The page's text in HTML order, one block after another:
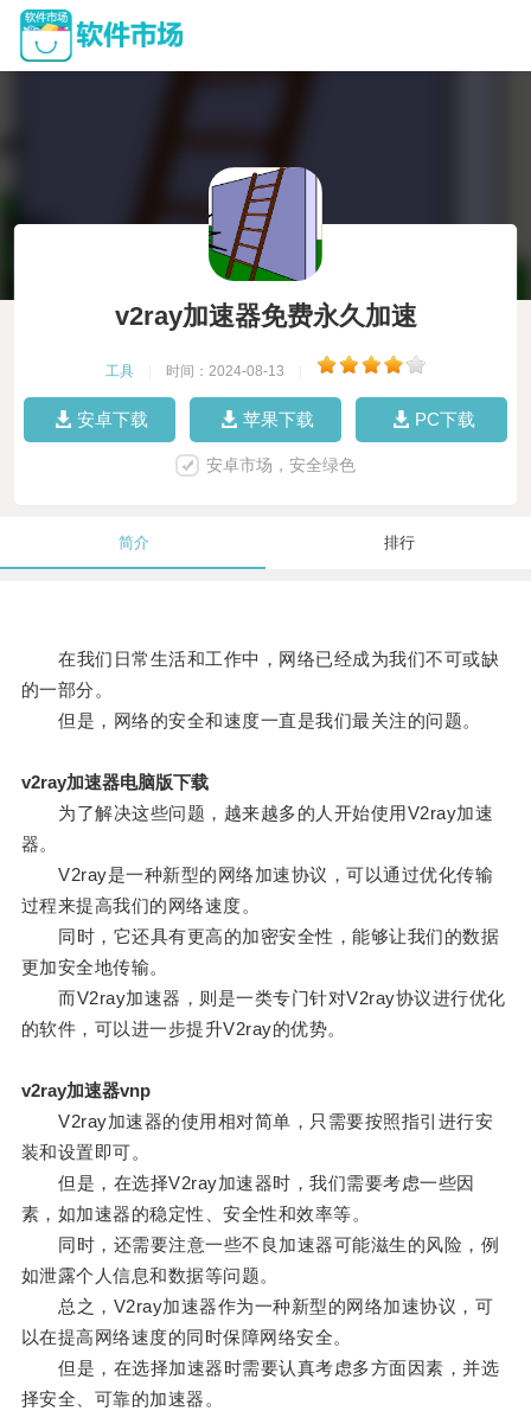
v2ray加速器免费永久加速
工具 时间：2024-08-13
安卓下载 苹果下载 PC下载
安卓市场，安全绿色
简介 排行
在我们日常生活和工作中，网络已经成为我们不可或缺
的一部分。
但是，网络的安全和速度一直是我们最关注的问题。
v2ray加速器电脑版下载
为了解决这些问题，越来越多的人开始使用V2ray加速
器。
V2ray是一种新型的网络加速协议，可以通过优化传输
过程来提高我们的网络速度。
同时，它还具有更高的加密安全性，能够让我们的数据
更加安全地传输。
而V2ray加速器，则是一类专门针对V2ray协议进行优化
的软件，可以进一步提升V2ray的优势。
v2ray加速器vnp
V2ray加速器的使用相对简单，只需要按照指引进行安
装和设置即可。
但是，在选择V2ray加速器时，我们需要考虑一些因
素，如加速器的稳定性、安全性和效率等。
同时，还需要注意一些不良加速器可能滋生的风险，例
如泄露个人信息和数据等问题。
总之，V2ray加速器作为一种新型的网络加速协议，可
以在提高网络速度的同时保障网络安全。
但是，在选择加速器时需要认真考虑多方面因素，并选
择安全、可靠的加速器。